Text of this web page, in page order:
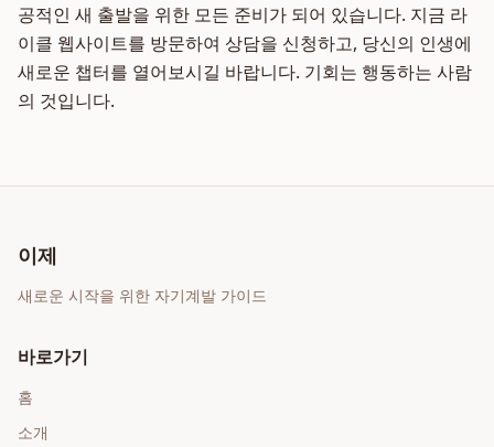
공적인 새 출발을 위한 모든 준비가 되어 있습니다. 지금 라
이클 웹사이트를 방문하여 상담을 신청하고, 당신의 인생에
새로운 챕터를 열어보시길 바랍니다. 기회는 행동하는 사람
의 것입니다.
이제
새로운 시작을 위한 자기계발 가이드
바로가기
홈
소개